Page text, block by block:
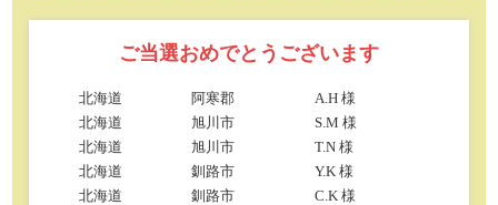
ご当選おめでとうございます
北海道 阿寒郡
A.H 様
北海道
旭川市
S.M 様
北海道
旭川市
T.N 様
北海道
釧路市
Y.K 様
北海道
釧路市
C.K 様